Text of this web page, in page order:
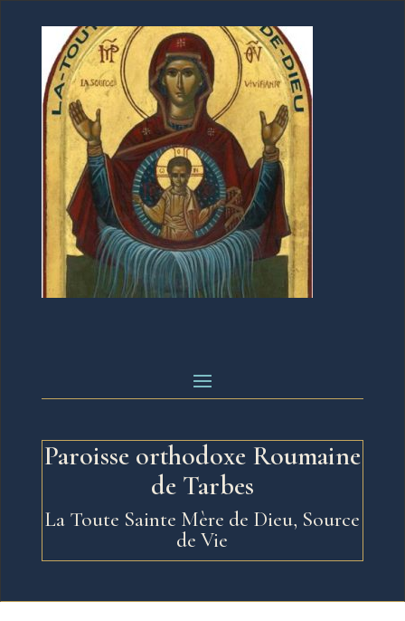
Paroisse orthodoxe Roumaine
de Tarbes
La Toute Sainte Mère de Dieu, Source
de Vie